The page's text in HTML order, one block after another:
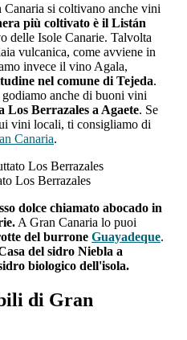
Canaria si coltivano anche vini
più coltivato è il Listán
delle Isole Canarie. Talvolta
vulcanica, come avviene in
invece il vino Agala,
nel comune di Tejeda.
anche di buoni vini
Los Berrazales a Agaete. Se
vini locali, ti consigliamo di
Canaria.
Los Berrazales
dolce chiamato abocado in
A Gran Canaria lo puoi
del burrone Guayadeque.
del sidro Niebla a
biologico dell'isola.
di Gran